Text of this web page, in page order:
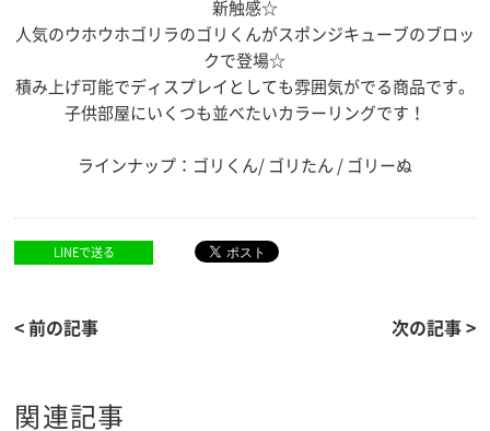
新触感☆
人気のウホウホゴリラのゴリくんがスポンジキューブのブロッ
クで登場☆
積み上げ可能でディスプレイとしても雰囲気がでる商品です。
子供部屋にいくつも並べたいカラーリングです！
ラインナップ：ゴリくん/ ゴリたん / ゴリーぬ
LINEで送る
< 前の記事 次の記事 >
関連記事